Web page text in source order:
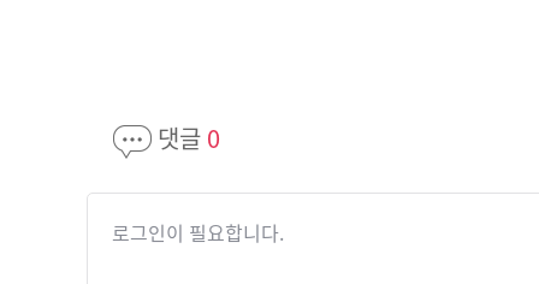
댓글 0
로그인이 필요합니다.